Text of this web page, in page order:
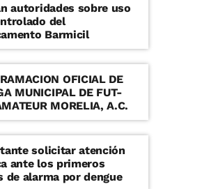
autoridades sobre uso
del
Barmicil
OFICIAL DE
MUNICIPAL DE FUT-
MORELIA, A.C.
solicitar atención
ante los primeros
de alarma por dengue